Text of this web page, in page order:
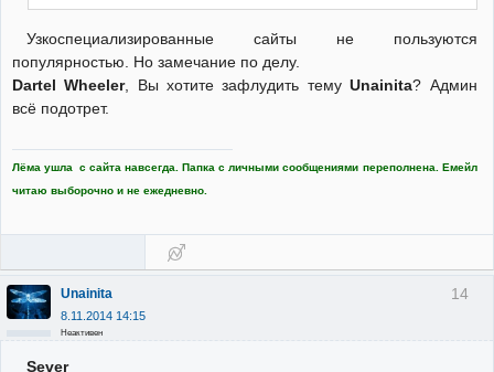
Узкоспециализированные сайты не пользуются
популярностью. Но замечание по делу.
Dartel Wheeler, Вы хотите зафлудить темуUnainita? Админ
всё подотрет.
Лёма ушла с сайта навсегда. Папка с личными сообщениями переполнена. Емейл
читаю выборочно и не ежедневно.
14
Unainita
8.11.2014 14:15
Неактивен
Sever